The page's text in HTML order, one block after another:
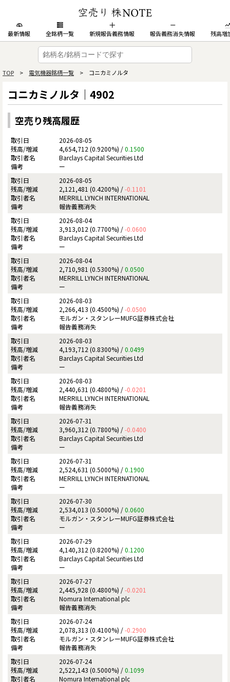
最新情報 全銘柄一覧 新規報告義務情報 報告義務消失情報 残高増
TOP > 電気機器銘柄一覧 > コニカミノルタ
コニカミノルタ｜4902
空売り残高履歴
2026-08-05
4,654,712 (0.9200%) /0.1500
Barclays Capital Securities Ltd
ー
2026-08-05
2,121,481 (0.4200%) /-0.1101
MERRILL LYNCH INTERNATIONAL
報告義務消失
2026-08-04
3,913,012 (0.7700%) /-0.0600
Barclays Capital Securities Ltd
ー
2026-08-04
2,710,981 (0.5300%) /0.0500
MERRILL LYNCH INTERNATIONAL
ー
2026-08-03
2,266,413 (0.4500%) /-0.0500
モルガン・スタンレーMUFG証券株式会社
報告義務消失
2026-08-03
4,193,712 (0.8300%) /0.0499
Barclays Capital Securities Ltd
ー
2026-08-03
2,440,631 (0.4800%) /-0.0201
MERRILL LYNCH INTERNATIONAL
報告義務消失
2026-07-31
3,960,312 (0.7800%) /-0.0400
Barclays Capital Securities Ltd
ー
2026-07-31
2,524,631 (0.5000%) /0.1900
MERRILL LYNCH INTERNATIONAL
ー
2026-07-30
2,534,013 (0.5000%) /0.0600
モルガン・スタンレーMUFG証券株式会社
ー
2026-07-29
4,140,312 (0.8200%) /0.1200
Barclays Capital Securities Ltd
ー
2026-07-27
2,445,928 (0.4800%) /-0.0201
Nomura International plc
報告義務消失
2026-07-24
2,078,313 (0.4100%) /-0.2900
モルガン・スタンレーMUFG証券株式会社
報告義務消失
2026-07-24
2,522,143 (0.5000%) /0.1099
Nomura International plc